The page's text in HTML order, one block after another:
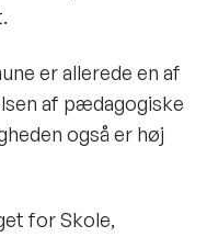
er allerede en af
af pædagogiske
også er høj
for Skole,